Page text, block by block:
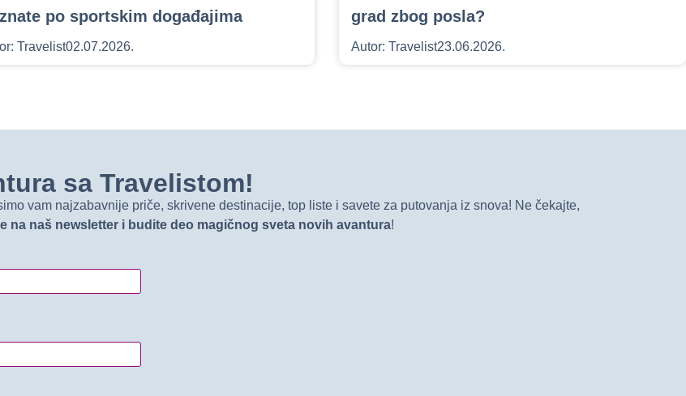
po sportskim događajima
Travelist02.07.2026.
grad zbog posla?
Autor: Travelist23.06.2026.
sa Travelistom!
vam najzabavnije priče, skrivene destinacije, top liste i savete za putovanja iz snova! Ne čekajte,
na naš newsletter i budite deo magičnog sveta novih avantura!